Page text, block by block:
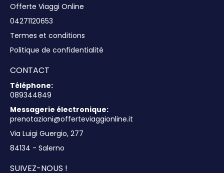
Offerte Viaggi Online
04271120653
Termes et conditions
Politique de confidentialité
CONTACT
Téléphone:
089344849
Messagerie électronique:
prenotazioni@offerteviaggionline.it
Via Luigi Guergio, 277
84134 - Salerno
SUIVEZ-NOUS !